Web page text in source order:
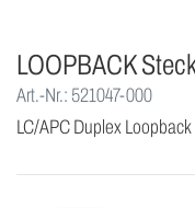
LOOPBACK
Art.-Nr.: 521047-000
LC/APC Duplex